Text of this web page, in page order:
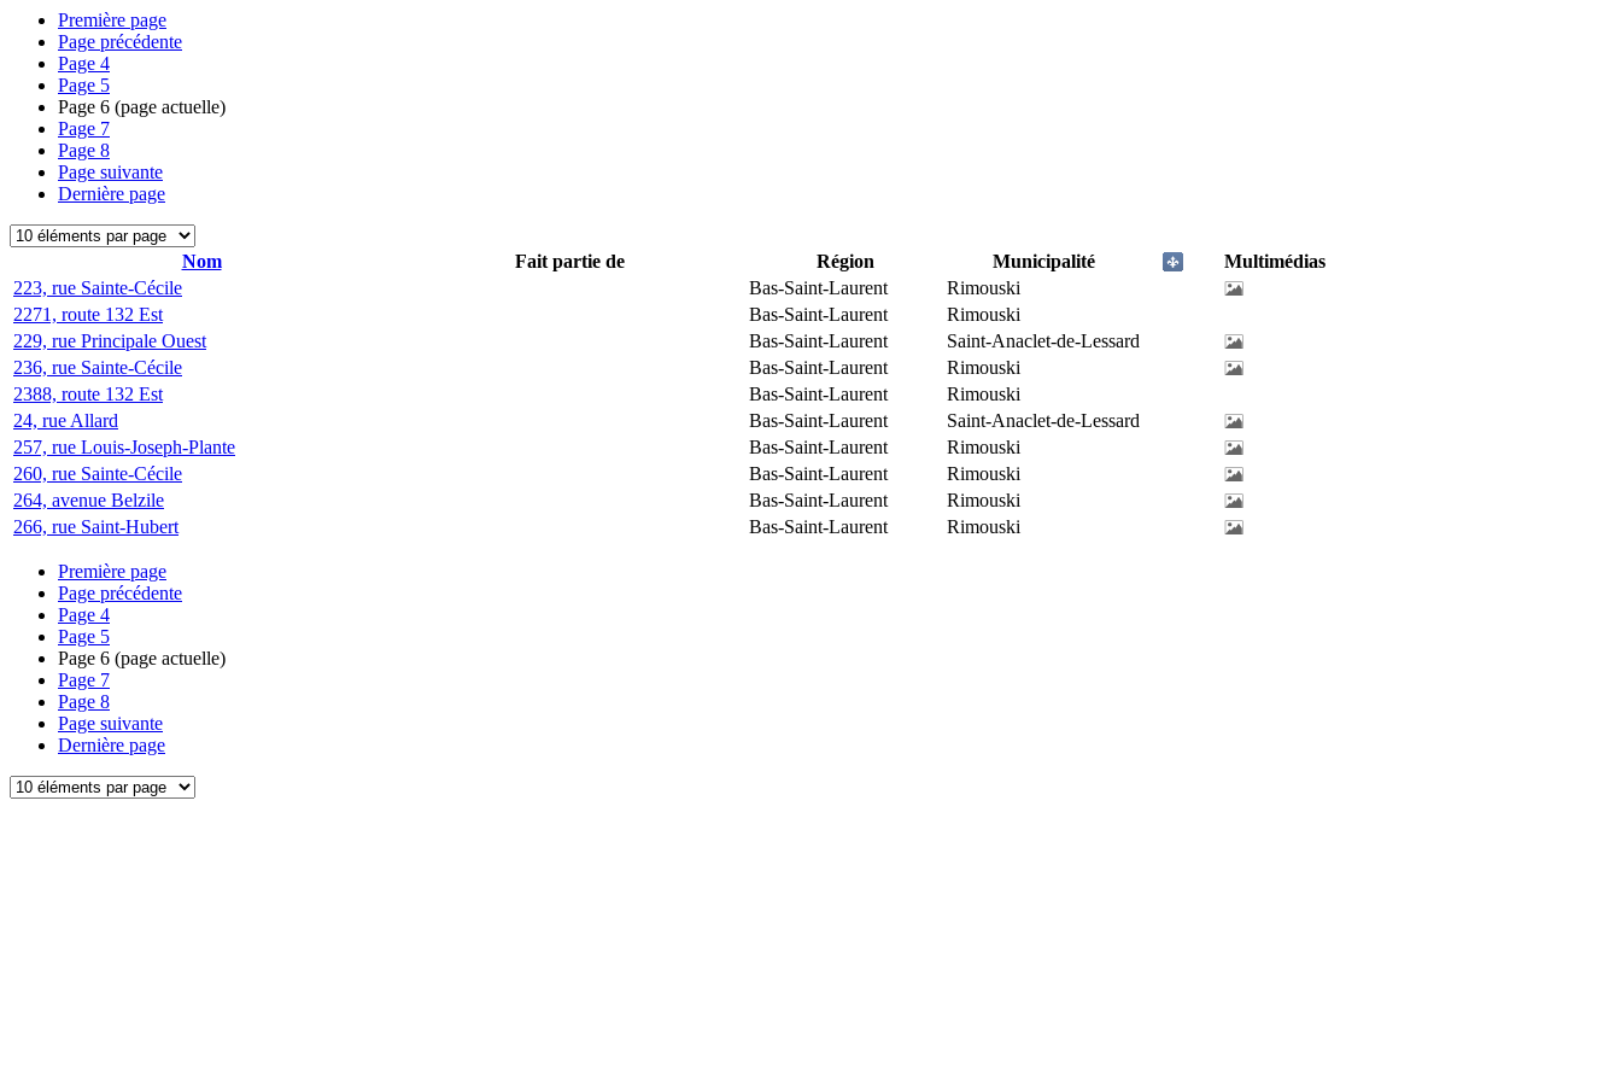
Première page
Page précédente
Page 4
Page 5
Page 6 (page actuelle)
Page 7
Page 8
Page suivante
Dernière page
Nom Fait partie de Région Municipalité
Multimédias
223, rue Sainte-Cécile
Bas-Saint-Laurent
Rimouski
2271, route 132 Est
Bas-Saint-Laurent
Rimouski
229, rue Principale Ouest
Bas-Saint-Laurent
Saint-Anaclet-de-Lessard
236, rue Sainte-Cécile
Bas-Saint-Laurent
Rimouski
2388, route 132 Est
Bas-Saint-Laurent
Rimouski
24, rue Allard
Bas-Saint-Laurent
Saint-Anaclet-de-Lessard
257, rue Louis-Joseph-Plante
Bas-Saint-Laurent
Rimouski
260, rue Sainte-Cécile
Bas-Saint-Laurent
Rimouski
264, avenue Belzile
Bas-Saint-Laurent
Rimouski
266, rue Saint-Hubert
Bas-Saint-Laurent Rimouski
Première page
Page précédente
Page 4
Page 5
Page 6 (page actuelle)
Page 7
Page 8
Page suivante
Dernière page